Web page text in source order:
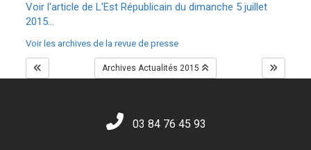
Voir l'article de L'Est Républicain du dimanche 5 juillet
2015...
Voir les archives de la revue de presse
Archives Actualités 2015
03 84 76 45 93